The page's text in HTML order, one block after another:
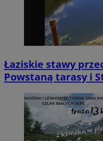
Łaziskie stawy
Powstaną tarasy i